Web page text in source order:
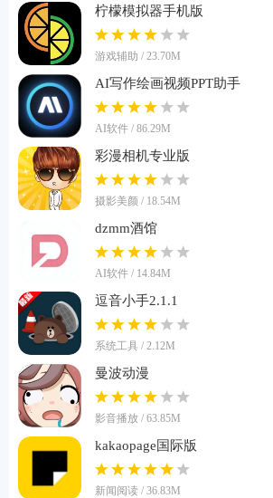
柠檬模拟器手机版
游戏辅助 / 23.70M
AI写作绘画视频PPT助手
AI软件 / 86.29M
彩漫相机专业版
摄影美颜 / 18.54M
dzmm酒馆
AI软件 / 14.84M
逗音小手2.1.1
系统工具 / 2.12M
曼波动漫
影音播放 / 63.85M
kakaopage国际版
新闻阅读 / 36.83M